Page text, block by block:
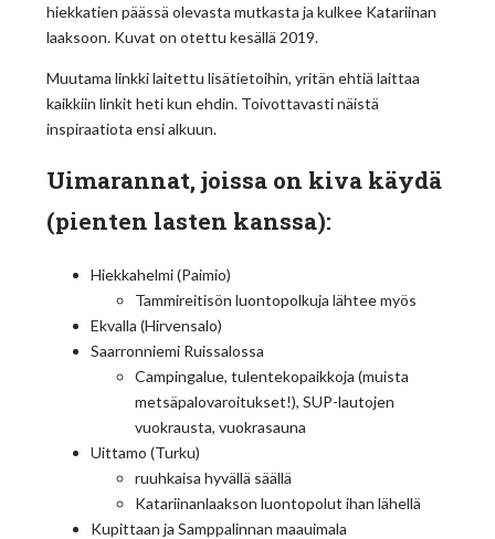
hiekkatien päässä olevasta mutkasta ja kulkee Katariinan
laaksoon. Kuvat on otettu kesällä 2019.
Muutama linkki laitettu lisätietoihin, yritän ehtiä laittaa
kaikkiin linkit heti kun ehdin. Toivottavasti näistä
inspiraatiota ensi alkuun.
Uimarannat, joissa on kiva käydä
(pienten lasten kanssa):
Hiekkahelmi (Paimio)
Tammireitisön luontopolkuja lähtee myös
Ekvalla (Hirvensalo)
Saarronniemi Ruissalossa
Campingalue, tulentekopaikkoja (muista
metsäpalovaroitukset!), SUP-lautojen
vuokrausta, vuokrasauna
Uittamo (Turku)
ruuhkaisa hyvällä säällä
Katariinanlaakson luontopolut ihan lähellä
Kupittaan ja Samppalinnan maauimala